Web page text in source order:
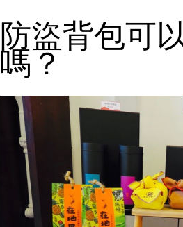
防盜背包可
嗎？